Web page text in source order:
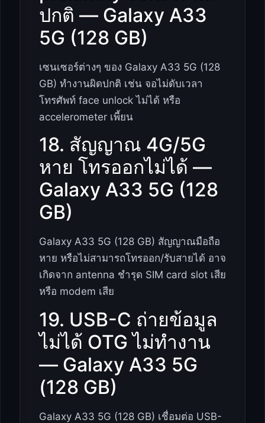
ปกติ — Galaxy A33
5G (128 GB)
เซนเซอร์ต่างๆ ของ Galaxy A33 5G (128
GB) ทำงานผิดปกติ เช่น จอไม่ดับเวลา
โทรศัพท์ face unlock ไม่ได้ หรือ
accelerometer เพี้ยน
18. สัญญาณ 4G/5G
หาย โทรออกไม่ได้ —
Galaxy A33 5G (128
GB)
Galaxy A33 5G (128 GB) สัญญาณมือถือ
หาย หรือไม่สามารถโทรออก/รับสายได้ อาจ
เกิดจาก antenna ชำรุด SIM card slot เสีย
หรือ modem เสีย
19. USB-C ถ่ายข้อมูล
ไม่ได้ OTG ไม่ทำงาน
— Galaxy A33 5G
(128 GB)
Galaxy A33 5G (128 GB) เชื่อมต่อ USB-